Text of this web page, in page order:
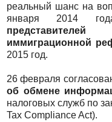
реальный шанс на
января 2014
иммиграционной
2015 год.
26 февраля
об обмене
налоговых служб по
Tax Compliance Act).